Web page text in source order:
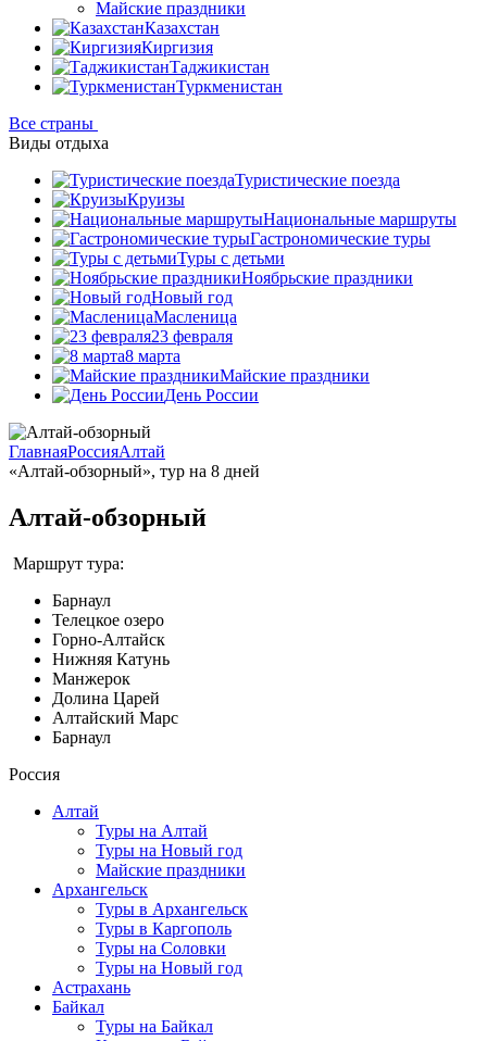
Майские праздники
Казахстан
Киргизия
Таджикистан
Туркменистан
Все страны
Виды отдыха
Туристические поезда
Круизы
Национальные маршруты
Гастрономические туры
Туры с детьми
Ноябрьские праздники
Новый год
Масленица
23 февраля
8 марта
Майские праздники
День России
ГлавнаяРоссияАлтай
«Алтай-обзорный», тур на 8 дней
Алтай-обзорный
Маршрут тура:
Барнаул
Телецкое озеро
Горно-Алтайск
Нижняя Катунь
Манжерок
Долина Царей
Алтайский Марс
Барнаул
Россия
Алтай
Туры на Алтай
Туры на Новый год
Майские праздники
Архангельск
Туры в Архангельск
Туры в Каргополь
Туры на Соловки
Туры на Новый год
Астрахань
Байкал
Туры на Байкал